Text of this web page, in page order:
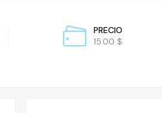
PRECIO
15.00 $